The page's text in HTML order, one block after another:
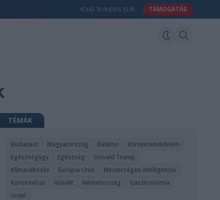
363.75 Ft 315.15 Ft TÁMOGATÁS
TÉMÁK
Budapest Magyarország Balaton
Környezetvédelem
Egészségügy
Egészség
Donald Trump
Klímaváltozás
Európai Unió
Mesterséges intelligencia
Koronavírus
Húsvét Németország
Gasztronómia
Izrael